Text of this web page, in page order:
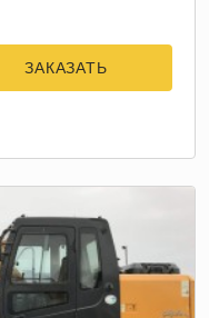
ЗАКАЗАТЬ